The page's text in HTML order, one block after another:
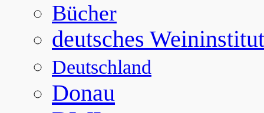
Bücher
deutsches Weininstitut
Deutschland
Donau